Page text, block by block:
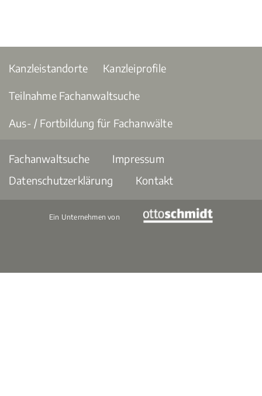
Kanzleistandorte Kanzleiprofile
Teilnahme Fachanwaltsuche
Aus- / Fortbildung für Fachanwälte
Fachanwaltsuche
Impressum
Datenschutzerklärung
Kontakt
Ein Unternehmen von